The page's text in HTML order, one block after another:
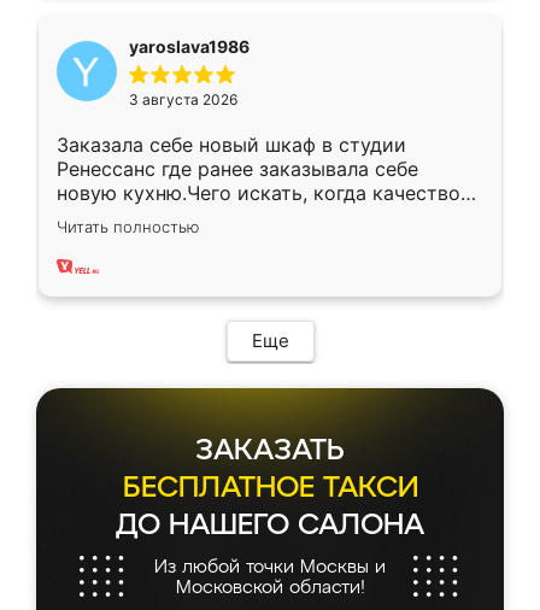
yaroslava1986
3 августа 2026
Заказала себе новый шкаф в студии
Ренессанс где ранее заказывала себе
новую кухню.Чего искать, когда качеством
вполне довольна. Служит кухня уже почти
два года, нареканий нет.
Читать полностью
Еще
ЗАКАЗАТЬ
БЕСПЛАТНОЕ ТАКСИ
ДО НАШЕГО САЛОНА
Из любой точки Москвы и
Московской области!